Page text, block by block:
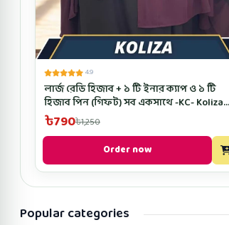
4.9
লার্জ রেডি হিজাব + ১ টি ইনার ক্যাপ ও ১ টি
হিজাব পিন (গিফট) সব একসাথে -KC- Koliza
Color
৳790৳1,250
Order now
Popular categories